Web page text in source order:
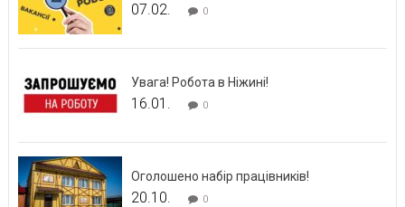
07.02. 0
Увага! Робота в Ніжині!
16.01. 0
Оголошено набір працівників!
20.10. 0